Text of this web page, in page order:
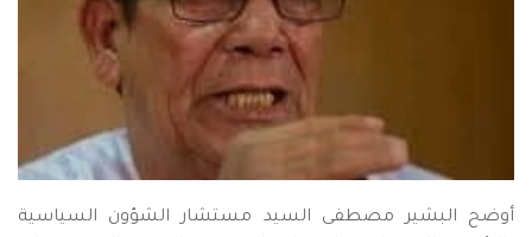
أوضح البشير مصطفى السيد مستشار الشؤون السياسية